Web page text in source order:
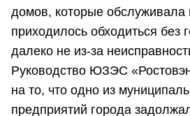
домов, которые обслуживала
приходилось обходиться без
далеко не из-за
Руководство ЮЗЭС
на то, что одно из
предприятий города